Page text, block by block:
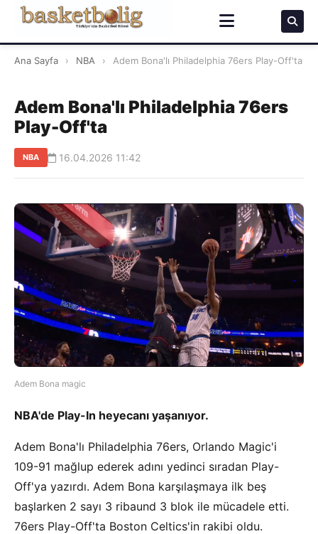
Ana Sayfa › NBA › Adem Bona'lı Philadelphia 76ers Play-Off'ta
Adem Bona'lı Philadelphia 76ers
Play-Off'ta
NBA 16.04.2026 11:42
Adem Bona magic
NBA'de Play-In heyecanı yaşanıyor.
Adem Bona'lı Philadelphia 76ers, Orlando Magic'i
109-91 mağlup ederek adını yedinci sıradan Play-
Off'ya yazırdı. Adem Bona karşılaşmaya ilk beş
başlarken 2 sayı 3 ribaund 3 blok ile mücadele etti.
76ers Play-Off'ta Boston Celtics'in rakibi oldu.